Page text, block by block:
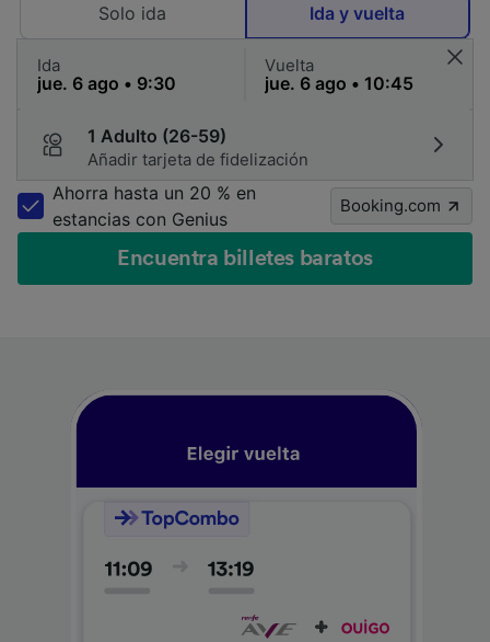
Solo ida
Ida y vuelta
Ida Vuelta
1 Adulto (26-59)
Añadir tarjeta de fidelización
Ahorra hasta un 20 % en
estancias con Genius
Booking.com
Encuentra billetes baratos